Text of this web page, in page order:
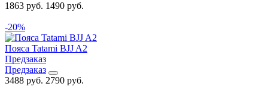
1863 руб. 1490 руб.
-20%
Пояса Tatami BJJ A2
Предзаказ
Предзаказ
3488 руб. 2790 руб.